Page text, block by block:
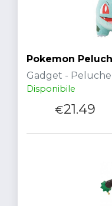
Pokemon
Gadget - Peluche
Disponibile
€21.49